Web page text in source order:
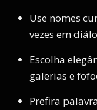
Use nomes
vezes em
Escolha
galerias e
Prefira